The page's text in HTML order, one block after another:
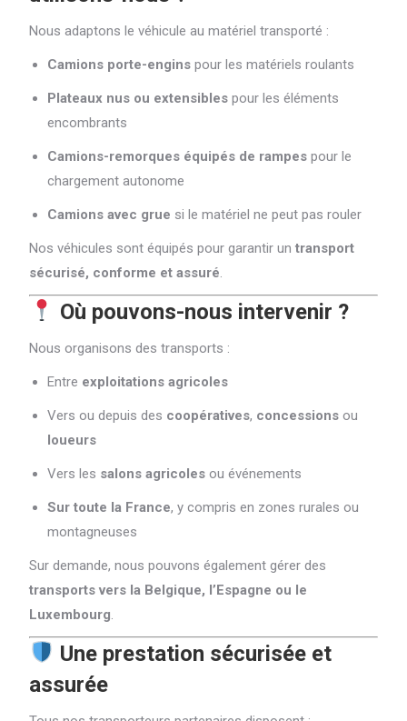
Nous adaptons le véhicule au matériel transporté :
Camions porte-engins pour les matériels roulants
Plateaux nus ou extensibles pour les éléments
encombrants
Camions-remorques équipés de rampes pour le
chargement autonome
Camions avec grue si le matériel ne peut pas rouler
Nos véhicules sont équipés pour garantir untransport
sécurisé, conforme et assuré.
Où pouvons-nous intervenir ?
Nous organisons des transports :
Entre exploitations agricoles
Vers ou depuis des coopératives, concessions ou
loueurs
Vers les salons agricoles ou événements
Sur toute la France, y compris en zones rurales ou
montagneuses
Sur demande, nous pouvons également gérer des
transports vers la Belgique, l’Espagne ou le
Luxembourg.
Une prestation sécurisée et
assurée